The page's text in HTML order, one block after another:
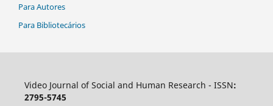
Para Autores
Para Bibliotecários
Video Journal of Social and Human Research - ISSN:
2795-5745